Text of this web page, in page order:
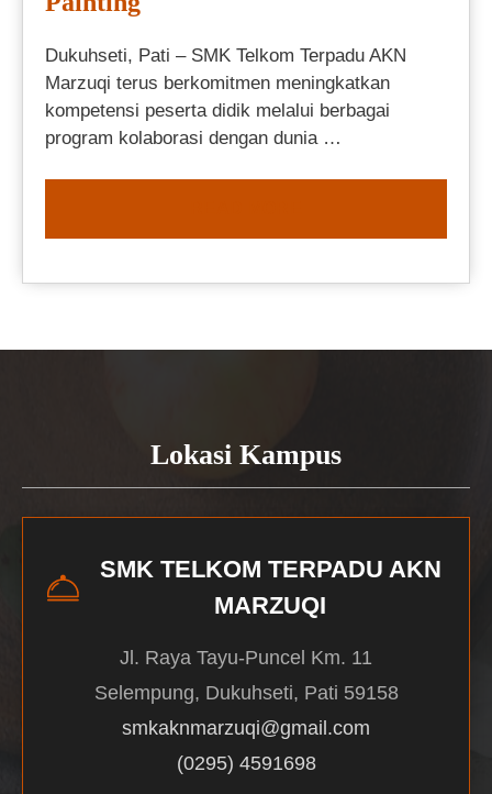
Dukuhseti, Pati – SMK Telkom Terpadu AKN
Marzuqi terus berkomitmen meningkatkan
kompetensi peserta didik melalui berbagai
program kolaborasi dengan dunia …
Lokasi Kampus
SMK TELKOM TERPADU AKN
MARZUQI
Jl. Raya Tayu-Puncel Km. 11
Selempung, Dukuhseti, Pati 59158
smkaknmarzuqi@gmail.com
(0295) 4591698